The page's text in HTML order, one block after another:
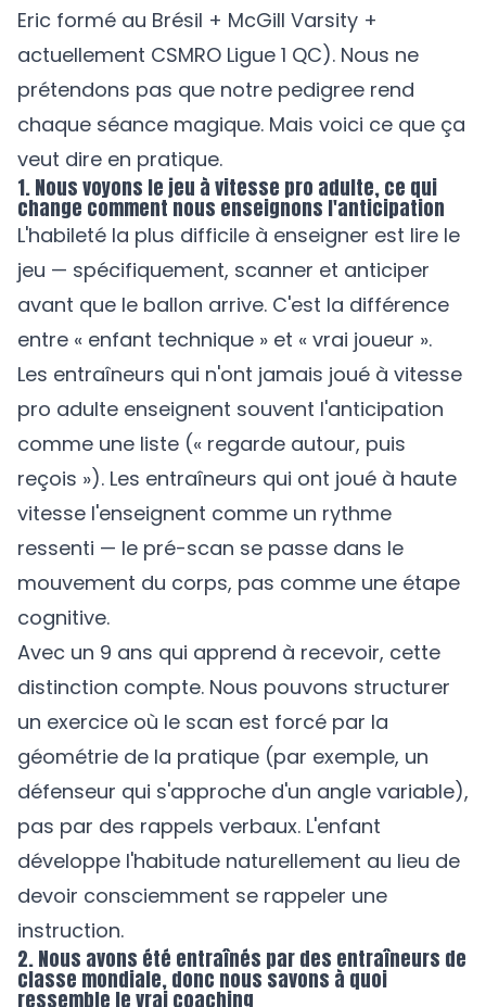
Eric formé au Brésil + McGill Varsity +
actuellement CSMRO Ligue 1 QC). Nous ne
prétendons pas que notre pedigree rend
chaque séance magique. Mais voici ce que ça
veut dire en pratique.
1. Nous voyons le jeu à vitesse pro adulte, ce qui
change comment nous enseignons l'anticipation
L'habileté la plus difficile à enseigner est lire le
jeu — spécifiquement, scanner et anticiper
avant que le ballon arrive. C'est la différence
entre « enfant technique » et « vrai joueur ».
Les entraîneurs qui n'ont jamais joué à vitesse
pro adulte enseignent souvent l'anticipation
comme une liste (« regarde autour, puis
reçois »). Les entraîneurs qui ont joué à haute
vitesse l'enseignent comme un rythme
ressenti — le pré-scan se passe dans le
mouvement du corps, pas comme une étape
cognitive.
Avec un 9 ans qui apprend à recevoir, cette
distinction compte. Nous pouvons structurer
un exercice où le scan est forcé par la
géométrie de la pratique (par exemple, un
défenseur qui s'approche d'un angle variable),
pas par des rappels verbaux. L'enfant
développe l'habitude naturellement au lieu de
devoir consciemment se rappeler une
instruction.
2. Nous avons été entraînés par des entraîneurs de
classe mondiale, donc nous savons à quoi
ressemble le vrai coaching